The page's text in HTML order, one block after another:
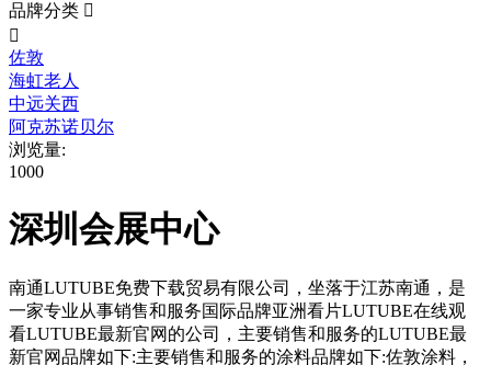
品牌分类 

佐敦
海虹老人
中远关西
阿克苏诺贝尔
浏览量:
1000
深圳会展中心
南通LUTUBE免费下载贸易有限公司，坐落于江苏南通，是
一家专业从事销售和服务国际品牌亚洲看片LUTUBE在线观
看LUTUBE最新官网的公司，主要销售和服务的LUTUBE最
新官网品牌如下:主要销售和服务的涂料品牌如下:佐敦涂料，